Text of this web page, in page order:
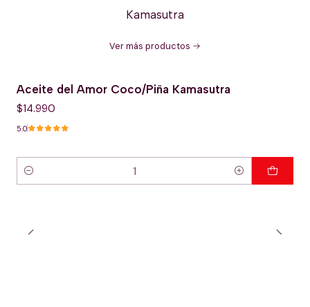
Kamasutra
Ver más productos
Aceite del Amor Coco/Piña Kamasutra
$14.990
5.0
Cantidad